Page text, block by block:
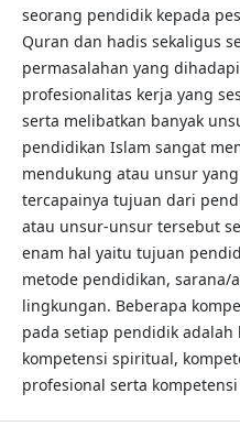
seorang pendidik kepada
Quran dan hadis sekaligus
permasalahan yang
profesionalitas kerja yang
serta melibatkan banyak
pendidikan Islam sangat
mendukung atau unsur
tercapainya tujuan dari
atau unsur-unsur tersebut
enam hal yaitu tujuan
metode pendidikan, sarana/
lingkungan. Beberapa
pada setiap pendidik
kompetensi spiritual,
profesional serta kompetensi